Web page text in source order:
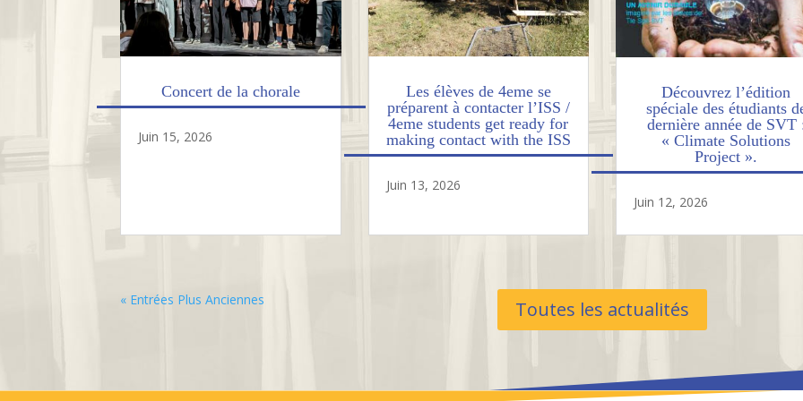
Concert de la chorale
Juin 15, 2026
Les élèves de 4eme se
préparent à contacter l’ISS /
4eme students get ready for
making contact with the ISS
Juin 13, 2026
Découvrez l’édition
spéciale des étudiants
dernière année de SVT
« Climate Solutions
Project ».
Juin 12, 2026
« Entrées Plus Anciennes Toutes les actualités